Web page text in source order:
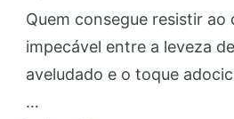
de
Coco
Quem consegue resistir ao
impecável entre a leveza
aveludado e o toque
…